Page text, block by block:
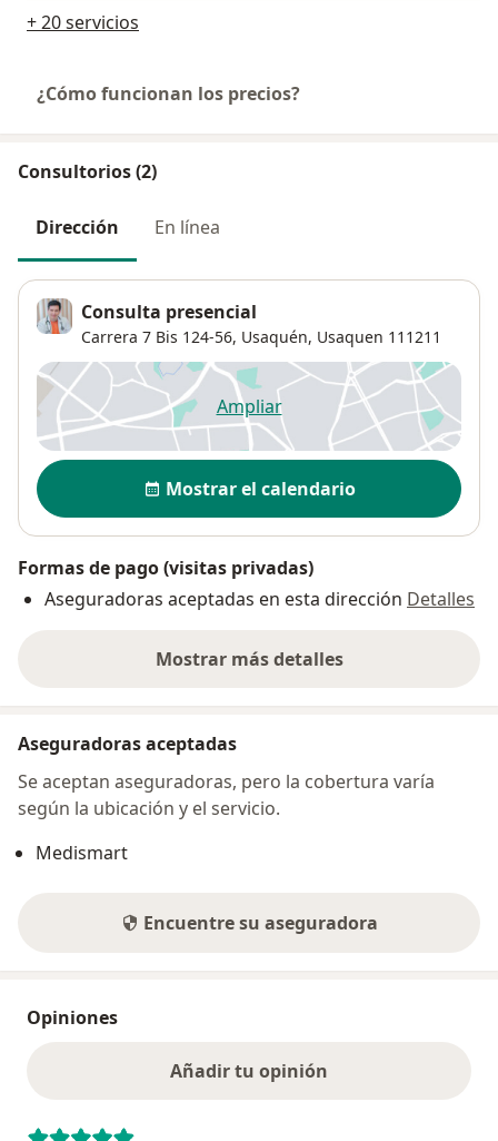
+ 20 servicios
¿Cómo funcionan los precios?
Consultorios (2)
Dirección En línea
Consulta presencial
Carrera 7 Bis 124-56, Usaquén, Usaquen 111211
Ampliarse abre en una nueva
Disponibilidad
Mostrar el calendario
Formas de pago (visitas privadas)
Aseguradoras aceptadas en esta dirección Detalles
Mostrar más detalles
sobre la dirección
Aseguradoras aceptadas
Se aceptan aseguradoras, pero la cobertura varía
según la ubicación y el servicio.
Medismart
Encuentre su aseguradora
Opiniones
Añadir tu opinión